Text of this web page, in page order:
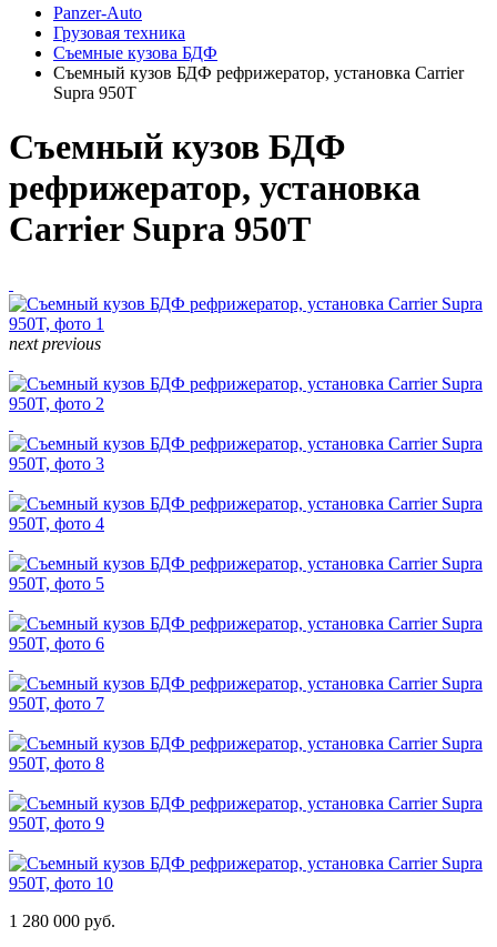
Panzer-Auto
Грузовая техника
Съемные кузова БДФ
Съемный кузов БДФ рефрижератор, установка Carrier
Supra 950T
Съемный кузов БДФ
рефрижератор, установка
Carrier Supra 950T
next previous
1 280 000 руб.